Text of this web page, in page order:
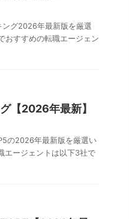
ング2026年最新版を厳選
おすすめの転職エージェン
【2026年最新】
の2026年最新版を厳選い
エージェントは以下3社で